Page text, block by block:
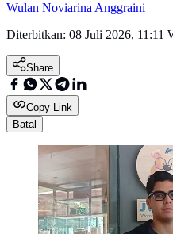
Wulan Noviarina Anggraini
Diterbitkan: 08 Juli 2026, 11:11
Share
Copy Link
Batal